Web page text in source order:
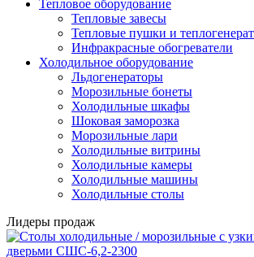
Тепловое оборудование
Тепловые завесы
Тепловые пушки и
Инфракрасные обогреватели
Холодильное оборудование
Льдогенераторы
Морозильные бонеты
Холодильные шкафы
Шоковая заморозка
Морозильные лари
Холодильные витрины
Холодильные камеры
Холодильные машины
Холодильные столы
Лидеры продаж